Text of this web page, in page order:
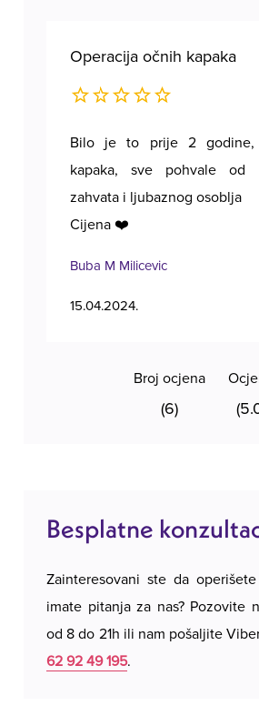
Operacija očnih kapaka
Bilo je to prije 2 godine,
kapaka, sve pohvale od
zahvata i ljubaznog osoblja
Cijena ❤️
Buba M Milicevic
15.04.2024.
Broj ocjena
(6)
Besplatne
Zainteresovani ste da
imate pitanja za nas? Pozovite
od 8 do 21h ili nam pošaljite
62 92 49 195.